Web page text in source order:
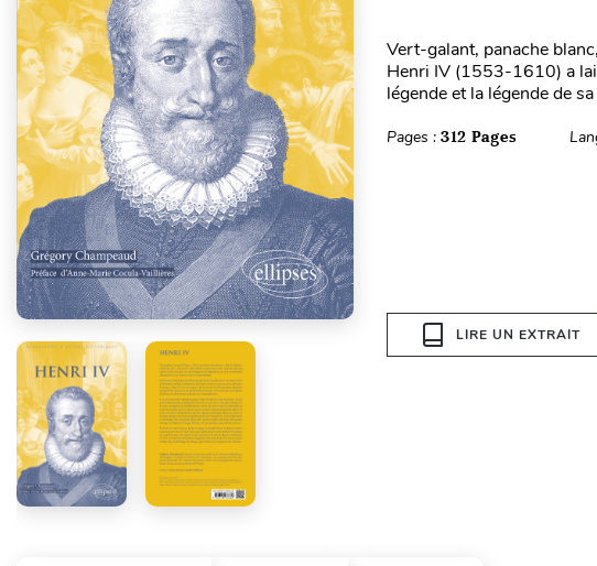
Vert-galant, panache
Henri IV (1553-1610) a
légende et la légende de
Pages : 312 Pages
LIRE UN EXTRAIT